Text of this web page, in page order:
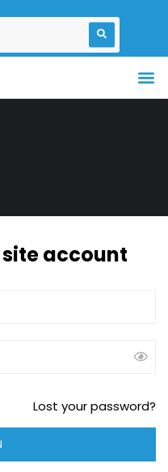
account
Lost your password?